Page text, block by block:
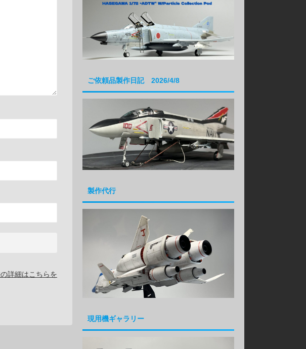
詳細はこちらを
ご依頼品製作日記 2026/4/8
製作代行
現用機ギャラリー